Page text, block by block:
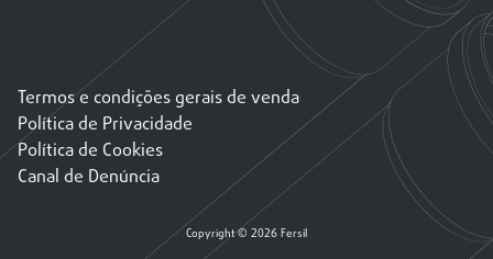
Copyright © 2026 Fersil
Termos e condições gerais de venda
Política de Privacidade
Política de Cookies
Canal de Denúncia